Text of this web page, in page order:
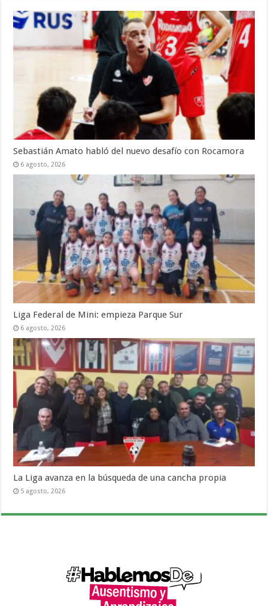
Sebastián Amato habló del nuevo desafío con Rocamora
6 agosto, 2026
Liga Federal de Mini: empieza Parque Sur
6 agosto, 2026
La Liga avanza en la búsqueda de una cancha propia
5 agosto, 2026